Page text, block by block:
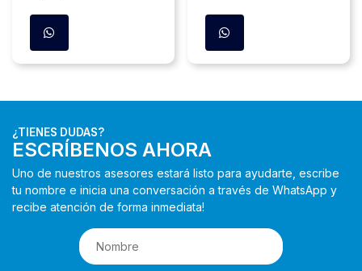
¿TIENES DUDAS?
ESCRÍBENOS AHORA
Uno de nuestros asesores estará listo para ayudarte, escribe
tu nombre e inicia una conversación a través de WhatsApp y
recibe atención de forma inmediata!